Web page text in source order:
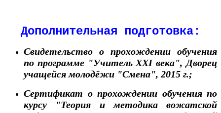
Дополнительная подготовка:
Свидетельство о прохождении обучения
по программе "Учитель XXI века", Дворец
учащейся молодёжи "Смена", 2015 г.;
Сертификат о прохождении обучения по
курсу "Теория и методика вожатской